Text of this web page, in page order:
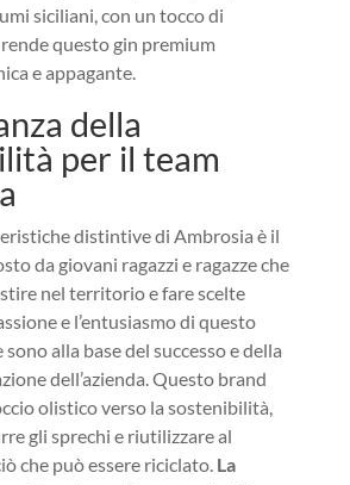
siciliani, con un tocco di
questo gin premium
e appagante.
della
per il team
distintive di Ambrosia è il
da giovani ragazzi e ragazze che
nel territorio e fare scelte
e l’entusiasmo di questo
alla base del successo e della
dell’azienda. Questo brand
olistico verso la sostenibilità,
gli sprechi e riutilizzare al
che può essere riciclato. La